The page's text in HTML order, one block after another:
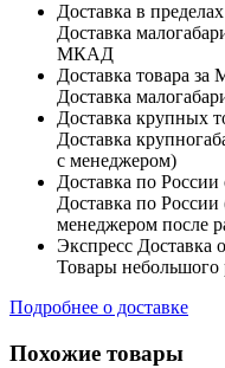
Доставка в
Доставка
МКАД
Доставка товара
Доставка
Доставка крупных
Доставка
с менеджером)
Доставка по России
Доставка по
менеджером после
Экспресс Доставка
Товары
Подробнее о доставке
Похожие товары